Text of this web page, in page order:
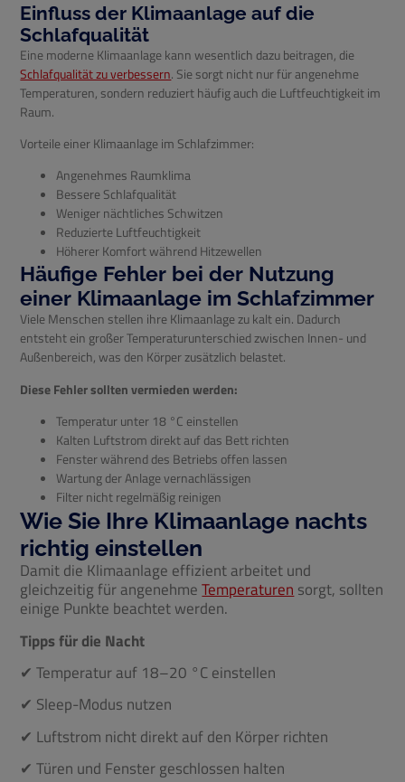
Einfluss der Klimaanlage auf die
Schlafqualität
Eine moderne Klimaanlage kann wesentlich dazu beitragen, die
Schlafqualität zu verbessern. Sie sorgt nicht nur für angenehme
Temperaturen, sondern reduziert häufig auch die Luftfeuchtigkeit im
Raum.
Vorteile einer Klimaanlage im Schlafzimmer:
Angenehmes Raumklima
Bessere Schlafqualität
Weniger nächtliches Schwitzen
Reduzierte Luftfeuchtigkeit
Höherer Komfort während Hitzewellen
Häufige Fehler bei der Nutzung
einer Klimaanlage im Schlafzimmer
Viele Menschen stellen ihre Klimaanlage zu kalt ein. Dadurch
entsteht ein großer Temperaturunterschied zwischen Innen- und
Außenbereich, was den Körper zusätzlich belastet.
Diese Fehler sollten vermieden werden:
Temperatur unter 18 °C einstellen
Kalten Luftstrom direkt auf das Bett richten
Fenster während des Betriebs offen lassen
Wartung der Anlage vernachlässigen
Filter nicht regelmäßig reinigen
Wie Sie Ihre Klimaanlage nachts
richtig einstellen
Damit die Klimaanlage effizient arbeitet und
gleichzeitig für angenehmeTemperaturensorgt, sollten
einige Punkte beachtet werden.
Tipps für die Nacht
✔ Temperatur auf 18–20 °C einstellen
✔ Sleep-Modus nutzen
✔ Luftstrom nicht direkt auf den Körper richten
✔ Türen und Fenster geschlossen halten